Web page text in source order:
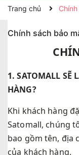
Trang chủ
Chính sách bảo
1. SATOMALL SẼ
HÀNG?
Khi khách hàng
Satomall, chúng
bao gồm tên, địa
của khách hàng.